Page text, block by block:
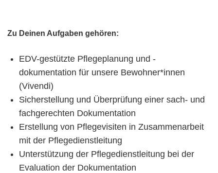
Zu Deinen Aufgaben gehören:
EDV-gestützte Pflegeplanung und -
dokumentation für unsere Bewohner*innen
(Vivendi)
Sicherstellung und Überprüfung einer sach- und
fachgerechten Dokumentation
Erstellung von Pflegevisiten in Zusammenarbeit
mit der Pflegedienstleitung
Unterstützung der Pflegedienstleitung bei der
Evaluation der Dokumentation